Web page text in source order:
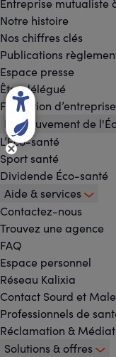
-
Menu
principal
Notre histoire
Nos chiffres clés
Publications
Espace presse
Être délégué
Fondation
Le mouvement de
L’Éco-santé
Sport santé
Dividende Éco-santé
Aide & services
Contactez-nous
Trouvez une agence
FAQ
Espace personnel
Réseau Kalixia
Contact Sourd et
Professionnels de
Réclamation &
Solutions & offres